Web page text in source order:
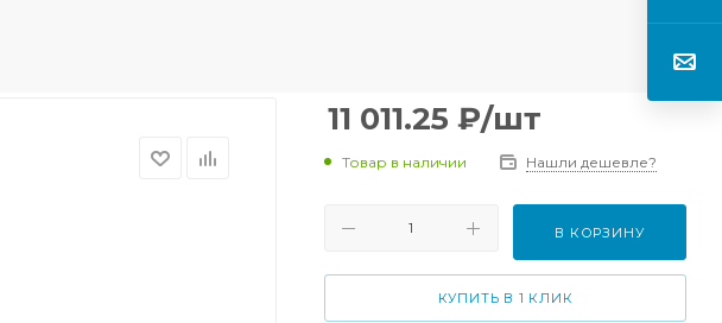
11 011.25 ₽/шт
Товар в наличии Нашли дешевле?
В КОРЗИНУ
КУПИТЬ В 1 КЛИК